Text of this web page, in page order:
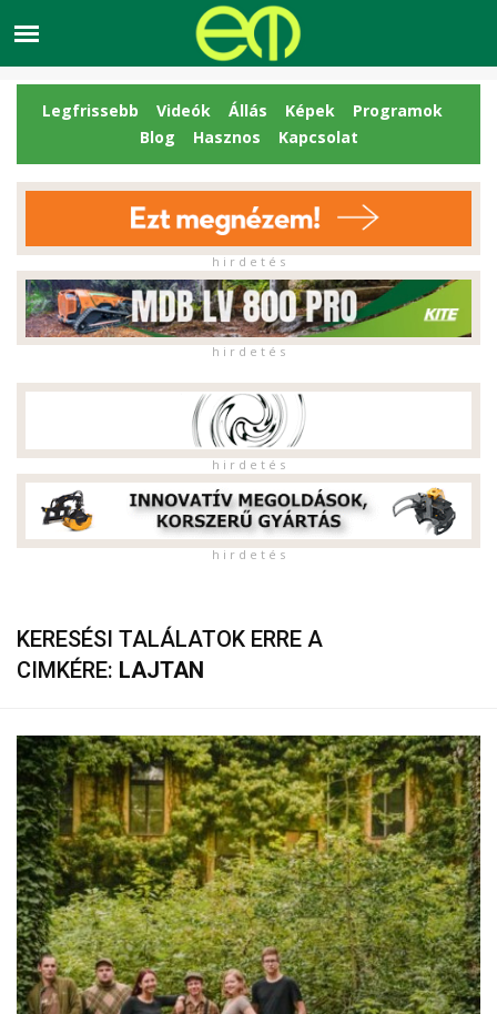
Legfrissebb Videók Állás Képek
Programok
Blog
Hasznos Kapcsolat
h i r d e t é s
h i r d e t é s
h i r d e t é s
h i r d e t é s
KERESÉSI TALÁLATOK ERRE A
CIMKÉRE: LAJTAN